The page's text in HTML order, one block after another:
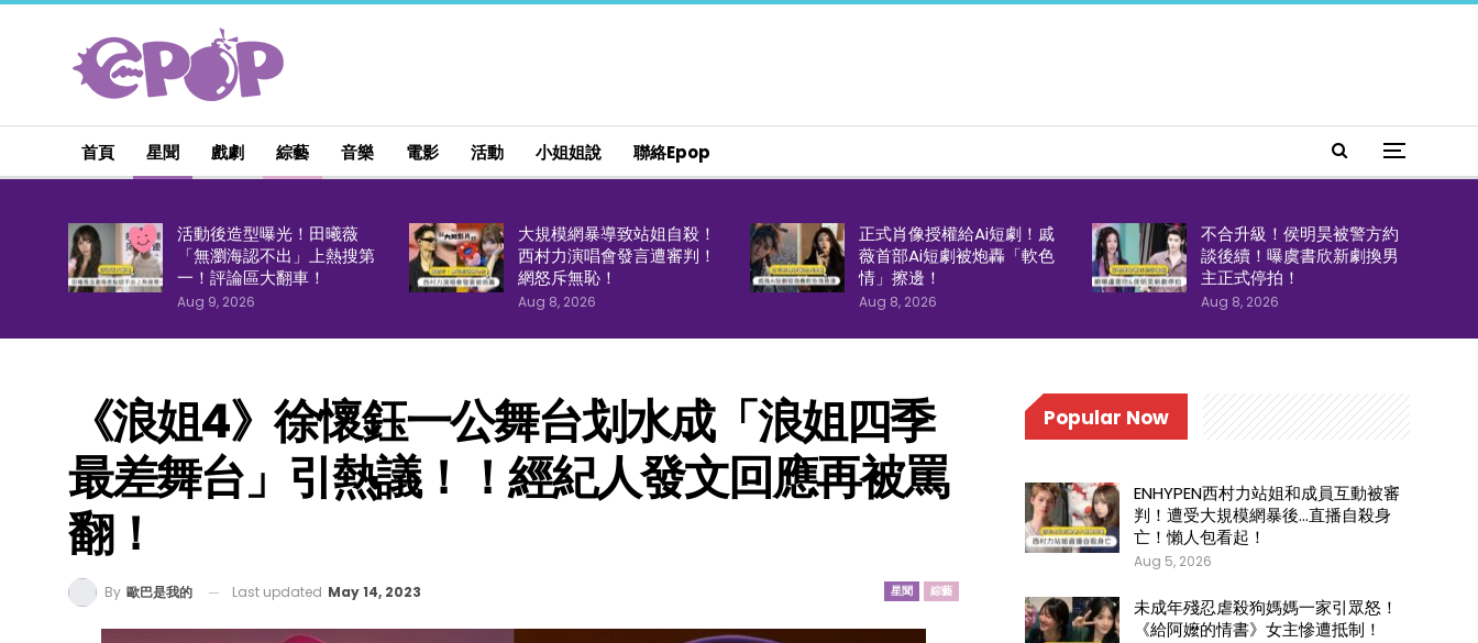
首頁 星聞 戲劇 綜藝 音樂 電影 活動 小姐姐說 聯絡epop
活動後造型曝光！田曦薇
「無瀏海認不出」上熱搜第
一！評論區大翻車！
Aug 9, 2026
大規模網暴導致站姐自殺！
西村力演唱會發言遭審判！
網怒斥無恥！
Aug 8, 2026
正式肖像授權給Ai短劇！戚
薇首部Ai短劇被炮轟「軟色
情」擦邊！
Aug 8, 2026
不合升級！侯明昊被警方約
談後續！曝虞書欣新劇換男
主正式停拍！
Aug 8, 2026
《浪姐4》徐懷鈺一公舞台划水成「浪姐四季
最差舞台」引熱議！！經紀人發文回應再被罵
翻！
星聞 綜藝
By 歐巴是我的 Last updated May 14, 2023
Popular Now
ENHYPEN西村力站姐和成員互動被審
判！遭受大規模網暴後…直播自殺身
亡！懶人包看起！
Aug 5, 2026
未成年殘忍虐殺狗媽媽一家引眾怒！
《給阿嬤的情書》女主慘遭抵制！